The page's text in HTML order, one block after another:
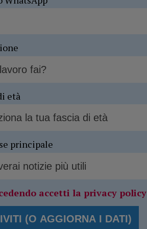
età
principale
accetti la privacy policy